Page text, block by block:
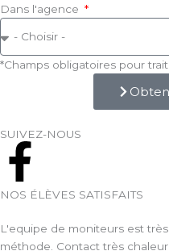
Dans l'agence
*Champs obligatoires pour
SUIVEZ-NOUS
F
a
c
NOS ÉLÈVES SATISFAITS
L'equipe de moniteurs est
méthode. Contact très